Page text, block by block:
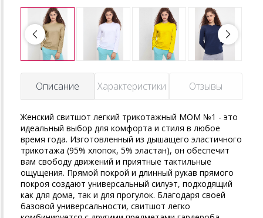
Описание Характеристики Отзывы
Женский свитшот легкий трикотажный MOM №1 - это
идеальный выбор для комфорта и стиля в любое
время года. Изготовленный из дышащего эластичного
трикотажа (95% хлопок, 5% эластан), он обеспечит
вам свободу движений и приятные тактильные
ощущения. Прямой покрой и длинный рукав прямого
покроя создают универсальный силуэт, подходящий
как для дома, так и для прогулок. Благодаря своей
базовой универсальности, свитшот легко